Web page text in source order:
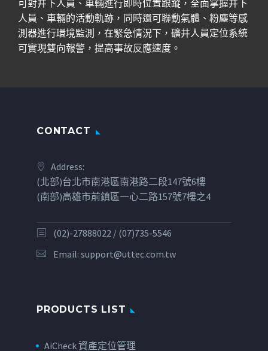
可對井下人員、車輛進行即時位置跟蹤，全面掌握井下
人員、車輛的活動軌跡，同時還可聯動氣體、粉塵等感
測器進行環境監測，在緊急情況下，礦井人員定位系統
可實現雙向報警，提高事故反應速度。
CONTACT
Address:
(北部)台北市南港區南港路二段147號6樓
(南部)高雄市前鎮區一心二路157號7樓之4
(02)-27888022 / (07)735-5546
Email: support@uttec.com.tw
PRODUCTS LIST
AiCheck 資產定位管理